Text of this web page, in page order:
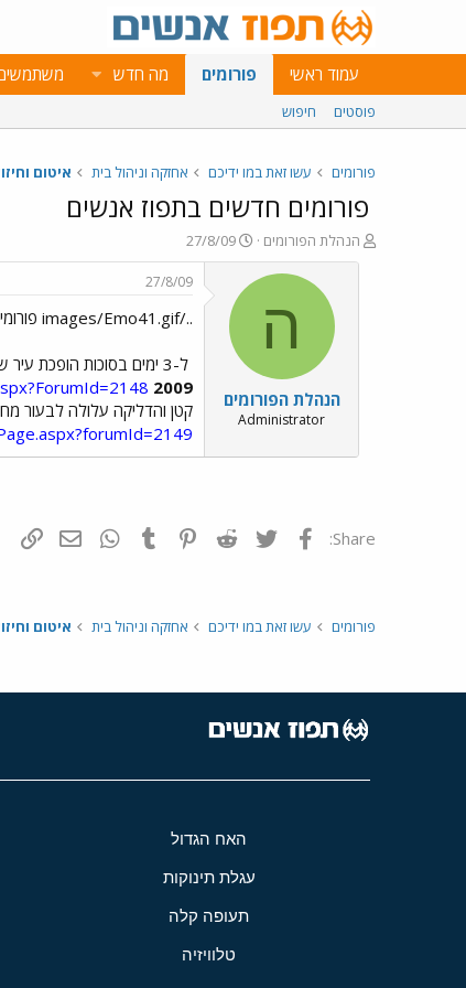
עמוד ראשי פורומים מה חדש
פוסטים חיפוש
פורומים עשו זאת במו ידיכם אחזקה וניהול בית איטום
פורומים חדשים בתפוז אנשים
פ
ו
הנהלת הפורומים
פ
ו
ס
ם
ב
ת
ר
27/8/09
ה
הנהלת הפורומים
Administrator
27/8/09
../images/Emo41.gif פורומים חדשים בתפוז אנשים ../images/Emo41.gif
ל-3 ימים בסוכות הופכת עיר שלמה לעיר של מוסיקה, הופעות ומסיבות לחוויה ענקית, בלתי נשכחת לצעירים של כיף, מוסיקה ואהבה. בואו לדבר על זה בפורום
2009
קטן והדליקה עלולה לבעור
Share: פייסבוק Twitter
Reddit
Pinterest
Tumblr
WhatsApp
דואר
פורומים עשו זאת במו ידיכם אחזקה וניהול בית איטום
האח הגדול
עגלת תינוקות
תעופה קלה
טלוויזיה